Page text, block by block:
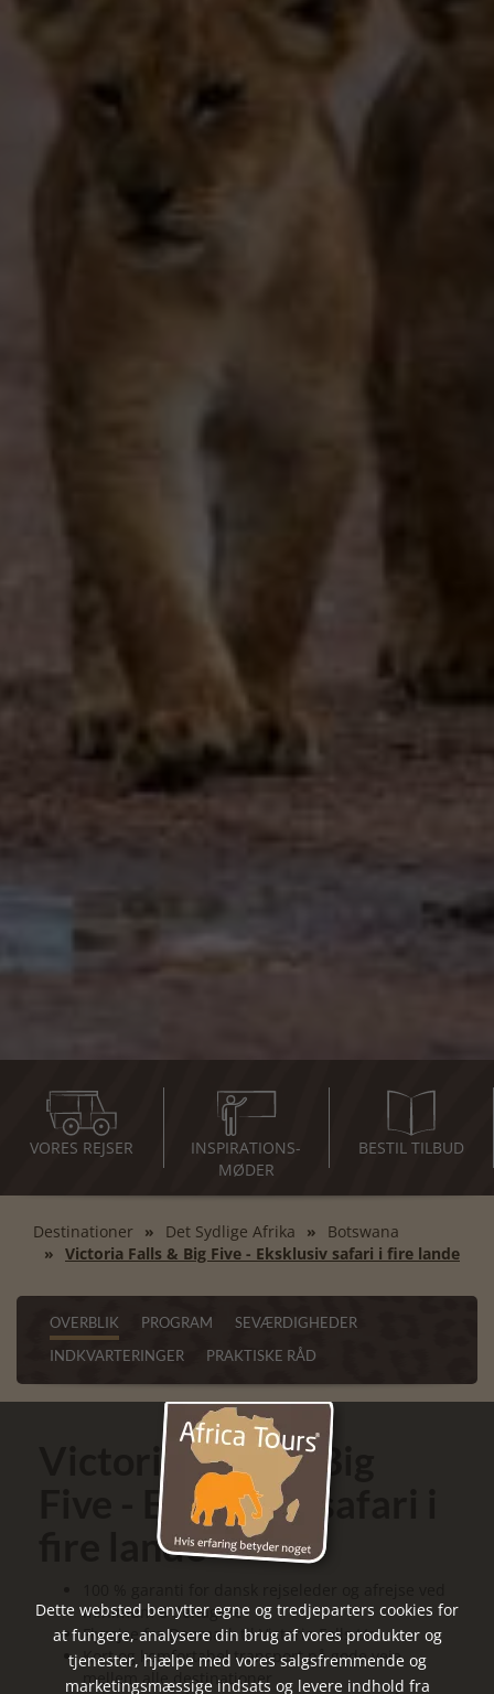
VORES REJSER
INSPIRATIONS-
MØDER
BESTIL TILBUD
Destinationer Det Sydlige Afrika
Botswana
Victoria Falls & Big Five - Eksklusiv safari i fire lande
OVERBLIK PROGRAM
SEVÆRDIGHEDER
INDKVARTERINGER
PRAKTISKE RÅD
Victoria Falls & Big
Five - Eksklusiv safari i
fire lande
minimum 6 deltagere
Flyrejse fra Danmark til Victoria Falls t/r
Kort og komfortabel transport på gode veje
mellem alle destinationer
Dette websted benytter egne og tredjeparters cookies for
at fungere, analysere din brug af vores produkter og
tjenester, hjælpe med vores salgsfremmende og
marketingsmæssige indsats og levere indhold fra